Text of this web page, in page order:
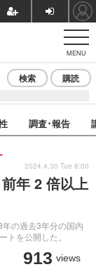
MENU
検索 購読
調査･報告
年 2 倍以上
の過去3年分の国内
トを公開した。
913 views
2024.4.30 Tue 8:00